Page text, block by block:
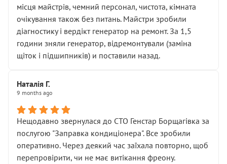
місця майстрів, чемний персонал, чистота, кімната
очікування також без питань. Майстри зробили
діагностику і вердікт генератор на ремонт. За 1,5
години зняли генератор, відремонтували (заміна
щіток і підшипників) и поставили назад.
Наталія Г.
9 months ago
Нещодавно звернулася до СТО Генстар Борщагівка за
послугою "Заправка кондиціонера". Все зробили
оперативно. Через деякий час заїхала повторно, щоб
перепровірити, чи не має витікання фреону.